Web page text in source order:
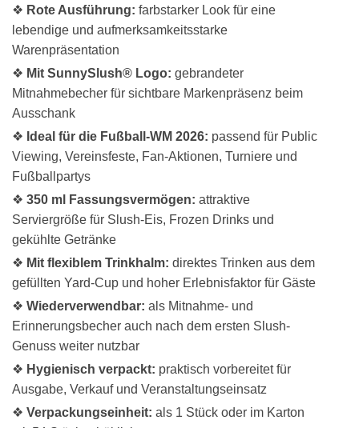
❖ Rote Ausführung: farbstarker Look für eine
lebendige und aufmerksamkeitsstarke
Warenpräsentation
❖ Mit SunnySlush® Logo: gebrandeter
Mitnahmebecher für sichtbare Markenpräsenz beim
Ausschank
❖ Ideal für die Fußball-WM 2026: passend für Public
Viewing, Vereinsfeste, Fan-Aktionen, Turniere und
Fußballpartys
❖ 350 ml Fassungsvermögen: attraktive
Serviergröße für Slush-Eis, Frozen Drinks und
gekühlte Getränke
❖ Mit flexiblem Trinkhalm: direktes Trinken aus dem
gefüllten Yard-Cup und hoher Erlebnisfaktor für Gäste
❖ Wiederverwendbar: als Mitnahme- und
Erinnerungsbecher auch nach dem ersten Slush-
Genuss weiter nutzbar
❖ Hygienisch verpackt: praktisch vorbereitet für
Ausgabe, Verkauf und Veranstaltungseinsatz
❖ Verpackungseinheit: als 1 Stück oder im Karton